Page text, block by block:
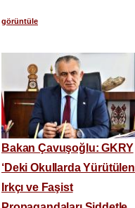
görüntüle
Bakan Çavuşoğlu: GKRY
‘Deki Okullarda Yürütülen
Irkçı ve Faşist